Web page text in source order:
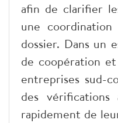
afin de clarifier
une
dossier. Dans un
de coopération
entreprises sud-
des
rapidement de